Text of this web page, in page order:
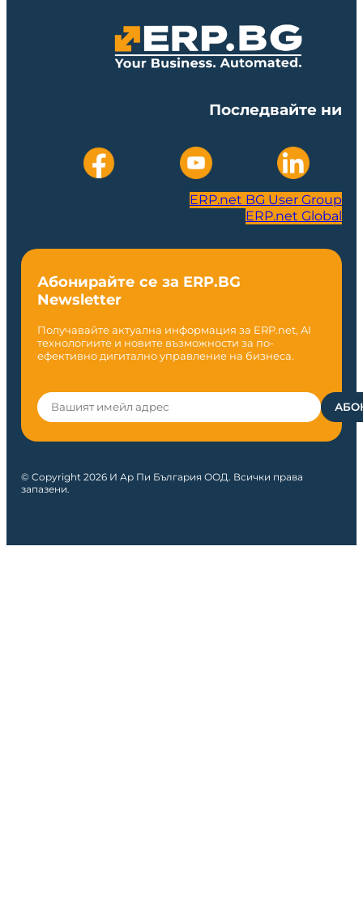
Последвайте ни
ERP.net BG User Group
ERP.net Global
Абонирайте се за ERP.BG
Newsletter
Получавайте актуална информация за ERP.net, AI
технологиите и новите възможности за по-
ефективно дигитално управление на бизнеса.
© Copyright 2026 И Ар Пи България ООД. Всички права
запазени.